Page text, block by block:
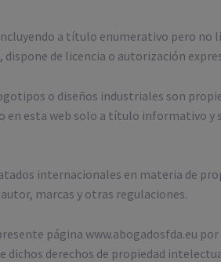
a título enumerativo pero
de licencia o autorización
o diseños industriales son
en esta web solo a título informativo
internacionales en materia de
marcas y otras regulaciones.
página www.abogadosfda.eu
derechos de propiedad